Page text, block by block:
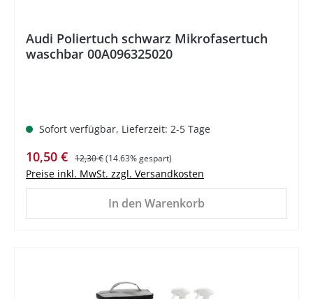
Audi Poliertuch schwarz Mikrofasertuch
waschbar 00A096325020
Sofort verfügbar, Lieferzeit: 2-5 Tage
Verkaufspreis:
10,50 € Regulärer Preis:
12,30 €(14.63% gespart)
Preise inkl. MwSt. zzgl. Versandkosten
In den Warenkorb